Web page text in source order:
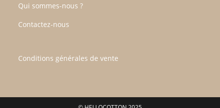
Qui sommes-nous ?
Contactez-nous
Conditions générales de vente